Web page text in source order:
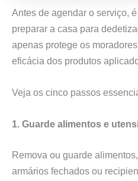
Antes de agendar o serviço,
preparar a casa para
apenas protege os
eficácia dos produtos
Veja os cinco passos
1. Guarde alimentos e
Remova ou guarde
armários fechados ou